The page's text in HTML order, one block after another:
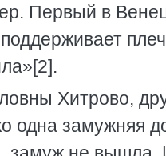
Первый в
Хитрово,
одна замужняя